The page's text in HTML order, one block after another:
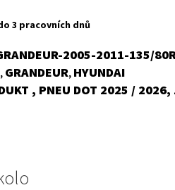
3 pracovních dnů
2005-2011-135/
, GRANDEUR, HYUNDAI
, PNEU DOT 2025 /